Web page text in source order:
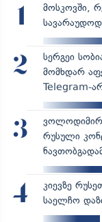
1
მოსკოვში,
2
სერგეი
მომხდარ
Telegram-
3
ვოლოდიმირ
რუსული
4
კიევზე
საელჩო